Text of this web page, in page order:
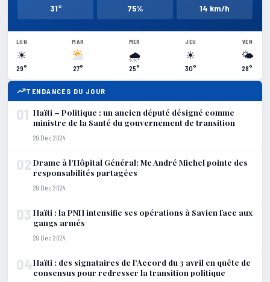
31° 75% 14 km/h
LUN
☀
29°
MAR
27°
MER
🌧
25°
JEU
☀
30°
VEN
🌤
28°
TENDANCES DU JOUR
01 Haïti – Politique : un ancien député désigné comme
ministre de la Santé du gouvernement de transition
29 Déc 2024
02Drame à l’Hôpital Général: Me André Michel pointe des
responsabilités partagées
29 Déc 2024
03 Haïti : la PNH intensifie ses opérations à Savien face aux
gangs armés
29 Déc 2024
04Haïti : des signataires de l’Accord du 3 avril en quête de
consensus pour redresser la transition politique